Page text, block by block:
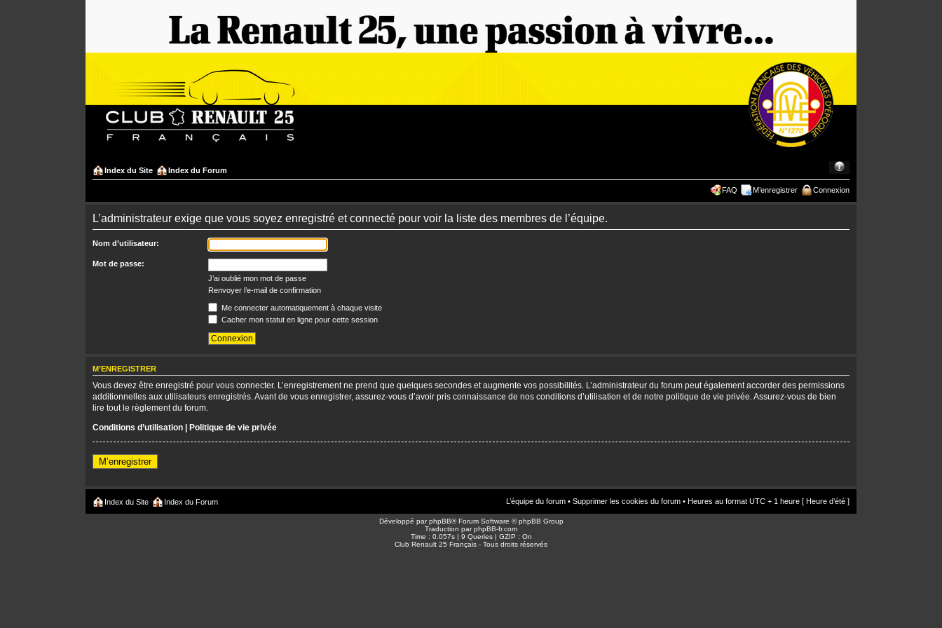
Index du Site Index du Forum
FAQ M’enregistrer Connexion
L’administrateur exige que vous soyez enregistré et connecté pour voir la liste des membres de l’équipe.
Nom d’utilisateur:
Mot de passe:
J’ai oublié mon mot de passe
Renvoyer l’e-mail de confirmation
Me connecter automatiquement à chaque visite
Cacher mon statut en ligne pour cette session
M’ENREGISTRER
Vous devez être enregistré pour vous connecter. L’enregistrement ne prend que quelques secondes et augmente vos possibilités. L’administrateur du forum peut également accorder des permissions
additionnelles aux utilisateurs enregistrés. Avant de vous enregistrer, assurez-vous d’avoir pris connaissance de nos conditions d’utilisation et de notre politique de vie privée. Assurez-vous de bien
lire tout le règlement du forum.
Conditions d’utilisation | Politique de vie privée
M’enregistrer
Index du Site Index du Forum L’équipe du forum • Supprimer les cookies du forum • Heures au format UTC + 1 heure [ Heure d’été ]
Développé parphpBB® Forum Software © phpBB Group
Traduction parphpBB-fr.com
Time : 0.057s | 9 Queries | GZIP : On
Club Renault 25 Français - Tous droits réservés